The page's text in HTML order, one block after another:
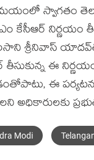
స్వాగ‌తం
కేసీఆర్ నిర్ణ‌యం
శ్రీ‌నివాస్
ఈ
ఈ
Modi